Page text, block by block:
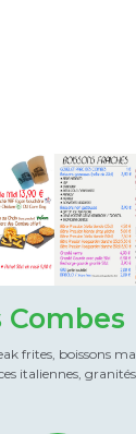
Combes
frites, boissons
italiennes,